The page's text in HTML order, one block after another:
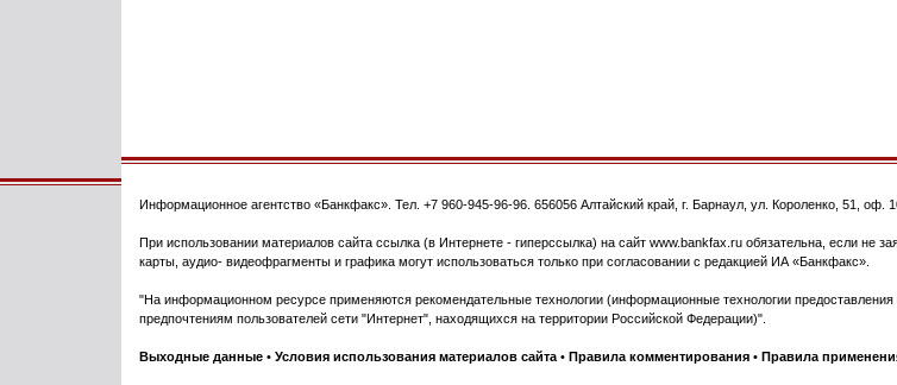
Информационное агентство «Банкфакс» . Тел. +7 960-945-96-96 656056 Алтайский край, г. Барнаул ул. Короленко, 51, оф.
При использовании материалов сайта ссылка (в Интернете - гиперссылка) на сайт www.bankfax.ru обязательна, если не
карты, аудио- видеофрагменты и графика могут использоваться только при согласовании с редакцией ИА «Банкфакс».
"На информационном ресурсе применяются рекомендательные технологии (информационные технологии
предпочтениям пользователей сети "Интернет", находящихся на территории Российской Федерации)".
Выходные данные • Условия использования материалов сайта • Правила комментирования • Правила